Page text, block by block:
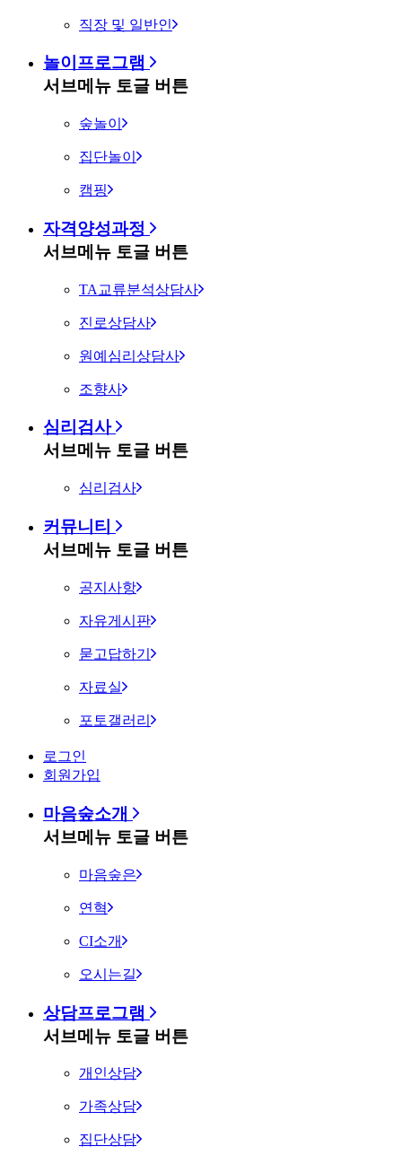
직장 및 일반인
놀이프로그램
서브메뉴 토글 버튼
숲놀이
집단놀이
캠핑
자격양성과정
서브메뉴 토글 버튼
TA교류분석상담사
진로상담사
원예심리상담사
조향사
심리검사
서브메뉴 토글 버튼
심리검사
커뮤니티
서브메뉴 토글 버튼
공지사항
자유게시판
묻고답하기
자료실
포토갤러리
로그인
회원가입
마음숲소개
서브메뉴 토글 버튼
마음숲은
연혁
CI소개
오시는길
상담프로그램
서브메뉴 토글 버튼
개인상담
가족상담
집단상담